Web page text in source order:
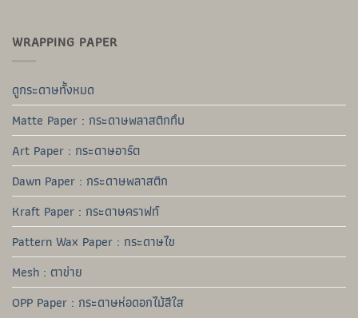
WRAPPING PAPER
ดูกระดาษทั้งหมด
Matte Paper : กระดาษพลาสติกทึบ
Art Paper : กระดาษอาร์ต
Dawn Paper : กระดาษพลาสติก
Kraft Paper : กระดาษคราฟท์
Pattern Wax Paper : กระดาษไข
Mesh : ตาข่าย
OPP Paper : กระดาษห่อดอกไม้สีใส